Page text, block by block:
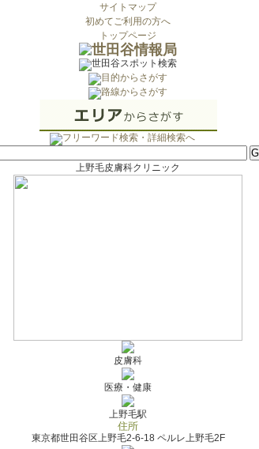
サイトマップ
初めてご利用の方へ
トップページ
上野毛皮膚科クリニック
皮膚科
医療・健康
上野毛駅
東京都世田谷区上野毛2-6-18 ペルレ上野毛2F